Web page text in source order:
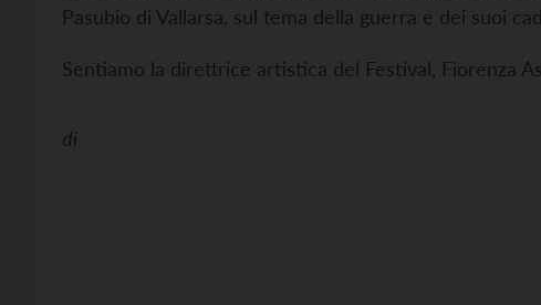
Pasubio di Vallarsa, sul tema della guerra e dei suoi
Sentiamo la direttrice artistica del Festival, Fiorenza
di